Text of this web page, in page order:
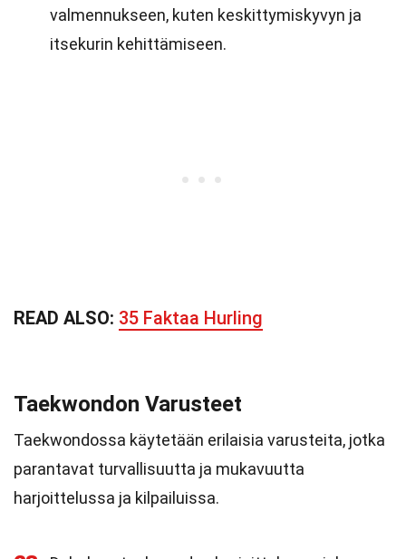
valmennukseen, kuten keskittymiskyvyn ja
itsekurin kehittämiseen.
READ ALSO: 35 Faktaa Hurling
Taekwondon Varusteet
Taekwondossa käytetään erilaisia varusteita, jotka
parantavat turvallisuutta ja mukavuutta
harjoittelussa ja kilpailuissa.